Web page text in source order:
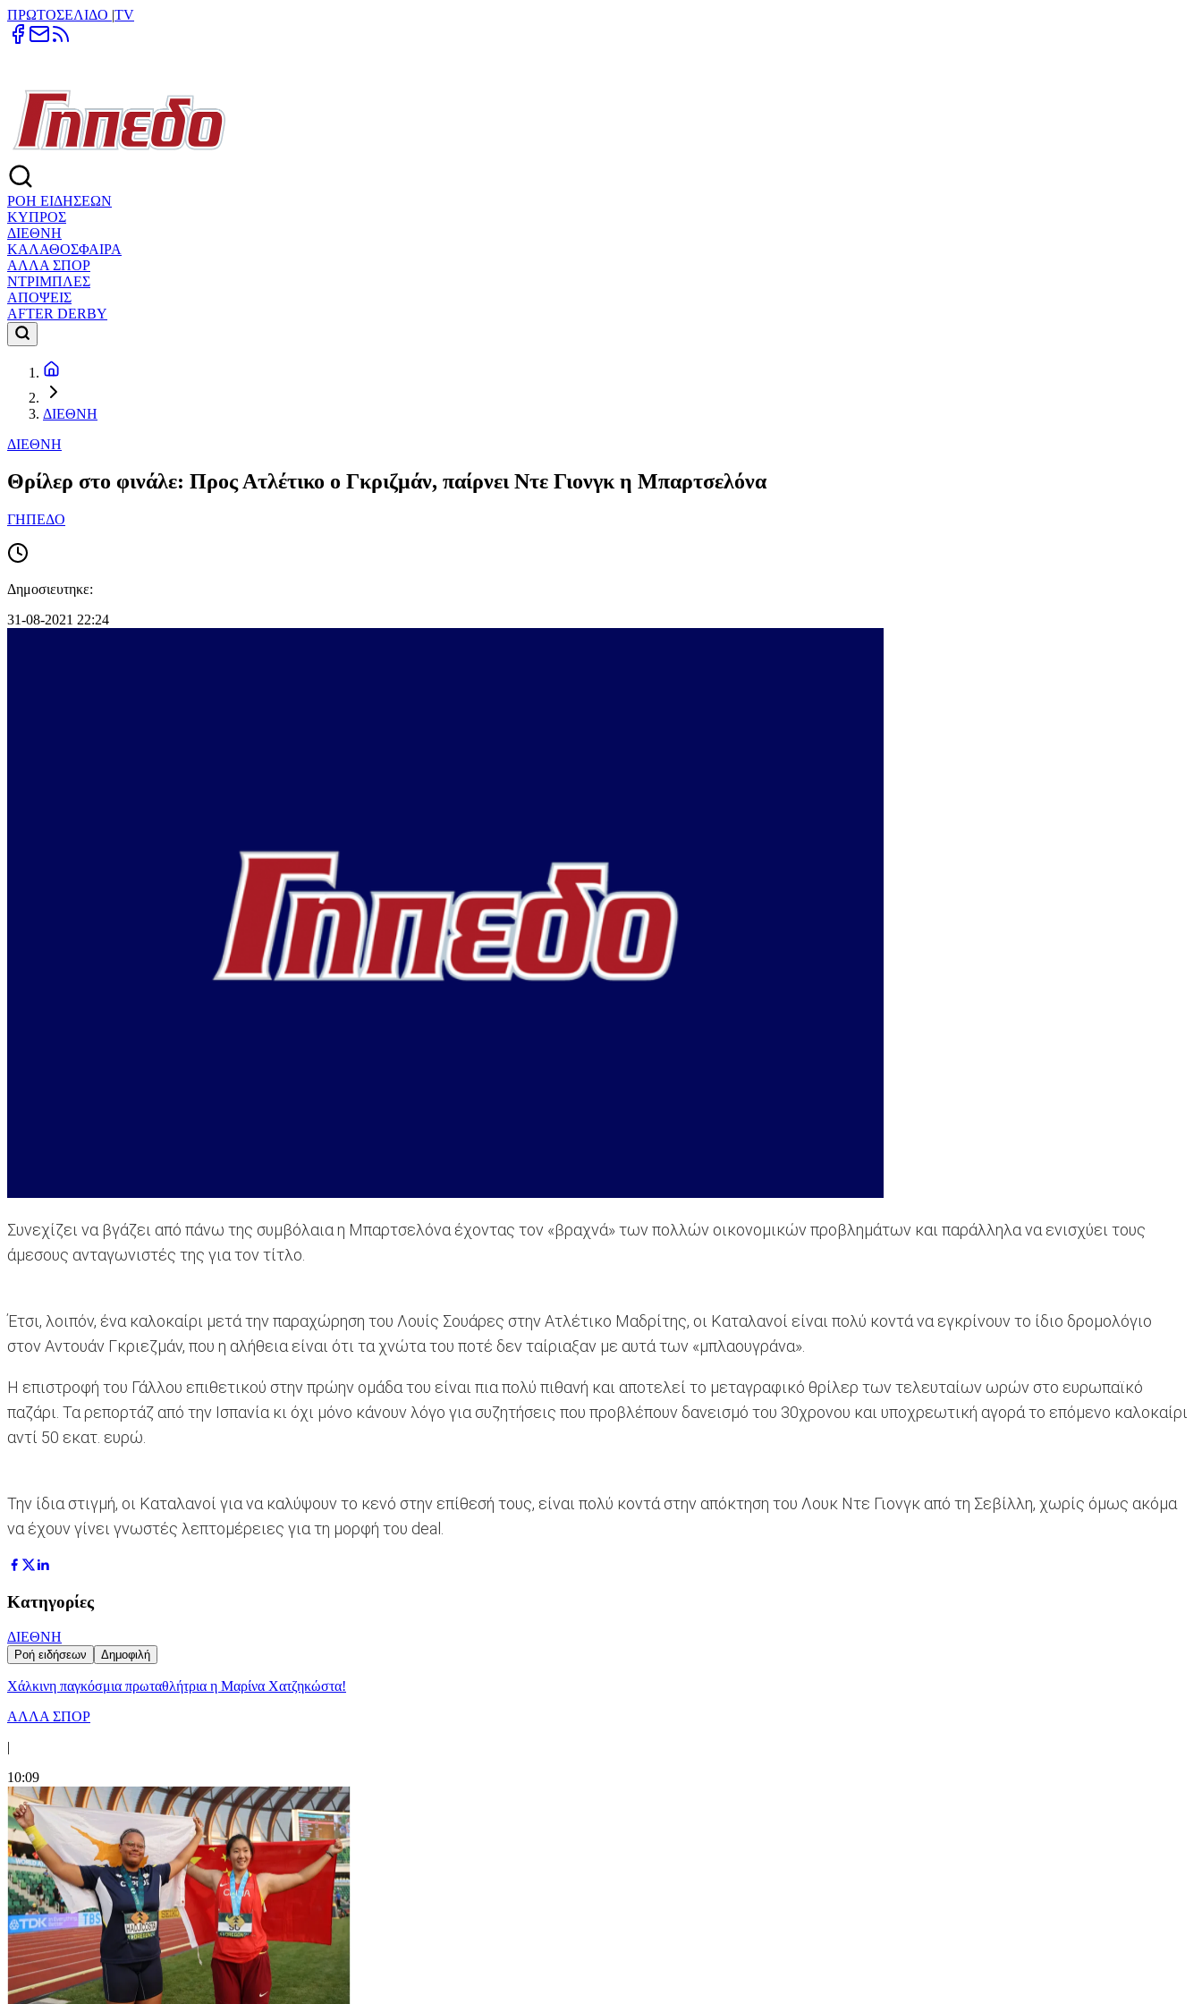
ΠΡΩΤΟΣΕΛΙΔΟ |TV
ΡΟΗ ΕΙΔΗΣΕΩΝ
ΚΥΠΡΟΣ
ΔΙΕΘΝΗ
ΚΑΛΑΘΟΣΦΑΙΡΑ
ΑΛΛΑ ΣΠΟΡ
ΝΤΡΙΜΠΛΕΣ
ΑΠΟΨΕΙΣ
AFTER DERBY
ΔΙΕΘΝΗ
ΔΙΕΘΝΗ
Θρίλερ στο φινάλε: Προς Ατλέτικο ο Γκριζμάν, παίρνει Ντε Γιονγκ η Μπαρτσελόνα
ΓΗΠΕΔΟ
Δημοσιευτηκε:
31-08-2021 22:24
Συνεχίζει να βγάζει από πάνω της συμβόλαια η Μπαρτσελόνα έχοντας τον «βραχνά» των πολλών οικονομικών προβλημάτων και παράλληλα να ενισχύει τους
άμεσους ανταγωνιστές της για τον τίτλο.
Έτσι, λοιπόν, ένα καλοκαίρι μετά την παραχώρηση του Λουίς Σουάρες στην Ατλέτικο Μαδρίτης, οι Καταλανοί είναι πολύ κοντά να εγκρίνουν το ίδιο δρομολόγιο
στον Αντουάν Γκριεζμάν, που η αλήθεια είναι ότι τα χνώτα του ποτέ δεν ταίριαξαν με αυτά των «μπλαουγράνα».
Η επιστροφή του Γάλλου επιθετικού στην πρώην ομάδα του είναι πια πολύ πιθανή και αποτελεί το μεταγραφικό θρίλερ των τελευταίων ωρών στο ευρωπαϊκό
παζάρι. Τα ρεπορτάζ από την Ισπανία κι όχι μόνο κάνουν λόγο για συζητήσεις που προβλέπουν δανεισμό του 30χρονου και υποχρεωτική αγορά το επόμενο καλοκαίρι
αντί 50 εκατ. ευρώ.
Την ίδια στιγμή, οι Καταλανοί για να καλύψουν το κενό στην επίθεσή τους, είναι πολύ κοντά στην απόκτηση του Λουκ Ντε Γιονγκ από τη Σεβίλλη, χωρίς όμως ακόμα
να έχουν γίνει γνωστές λεπτομέρειες για τη μορφή του deal.
Κατηγορίες
ΔΙΕΘΝΗ
Ροή ειδήσεων Δημοφιλή
Χάλκινη παγκόσμια πρωταθλήτρια η Μαρίνα Χατζηκώστα!
ΑΛΛΑ ΣΠΟΡ
|
10:09